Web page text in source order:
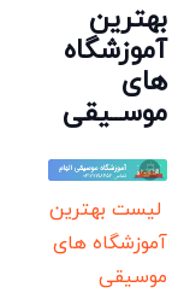
بهترین
آموزشگاه
های
موســیقی
لیست بهترین
آموزشگاه های
موسیقی